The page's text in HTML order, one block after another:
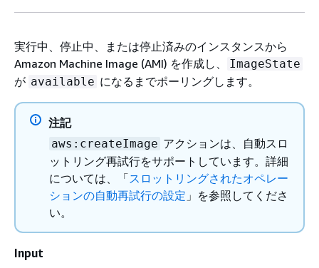
実行中、停止中、または停止済みのインスタンスから
Amazon Machine Image (AMI) を作成し、
ImageState
が available になるまでポーリングします。
注記
aws:createImage アクションは、自動スロ
ットリング再試行をサポートしています。詳細
については、「スロットリングされたオペレー
ションの自動再試行の設定 」を参照してくださ
い。
Input